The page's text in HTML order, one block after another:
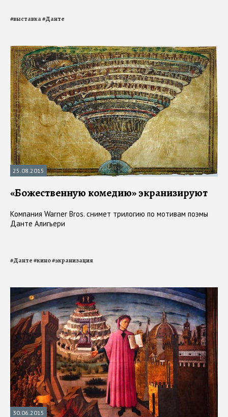
#выставка#Данте
25.08.2015
«Божественную комедию» экранизируют
Компания Warner Bros. снимет трилогию по мотивам поэмы
Данте Алигьери
#Данте#кино#экранизация
30.06.2015